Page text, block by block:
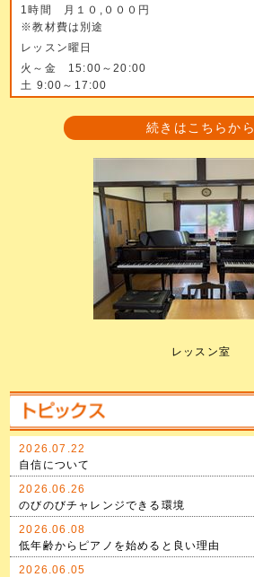
1時間 月１０,０００円
※教材費は別途
レッスン曜日
火～金 15:00～20:00
土 9:00～17:00
続きはこちらから
レッスン室
2026.07.22
自信について
2026.06.26
のびのびチャレンジできる環境
2026.06.08
低年齢からピアノを始めると良い理由
2026.06.05